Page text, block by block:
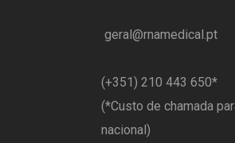
geral@rnamedical.pt
​(+351) 210 443 650*
(*Custo de chamada
nacional)